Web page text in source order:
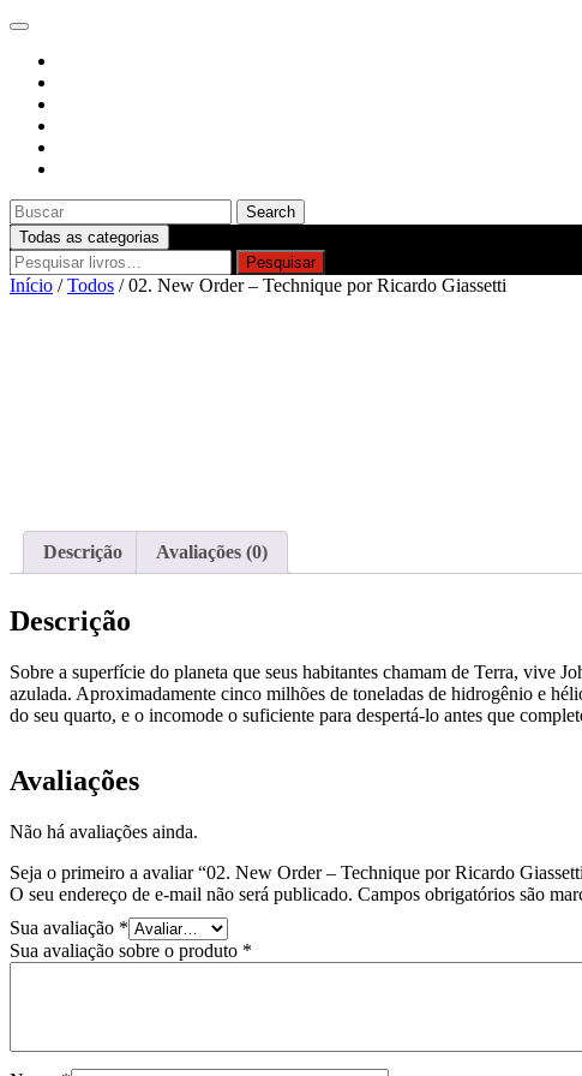
Skip
content
Open
CLOSE
BUTTON
Search
for:
Todas as categorias
Pesquisar
por:
Pesquisar
Início /Todos / 02. New Order – Technique por Ricardo Giassetti
Descrição Avaliações (0)
Descrição
Sobre a superfície do planeta que seus habitantes chamam de Terra, vive
azulada. Aproximadamente cinco milhões de toneladas de hidrogênio e
do seu quarto, e o incomode o suficiente para despertá-lo antes que
Avaliações
Não há avaliações ainda.
Seja o primeiro a avaliar “02. New Order – Technique por Ricardo
O seu endereço de e-mail não será publicado. Campos obrigatórios são
Sua avaliação *
Sua avaliação sobre o produto *